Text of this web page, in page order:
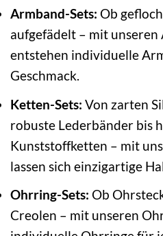
Armband-Sets: Ob
aufgefädelt – mit unseren
entstehen individuelle
Geschmack.
Ketten-Sets: Von zarten
robuste Lederbänder bis
Kunststoffketten – mit
lassen sich einzigartige
Ohrring-Sets: Ob
Creolen – mit unseren